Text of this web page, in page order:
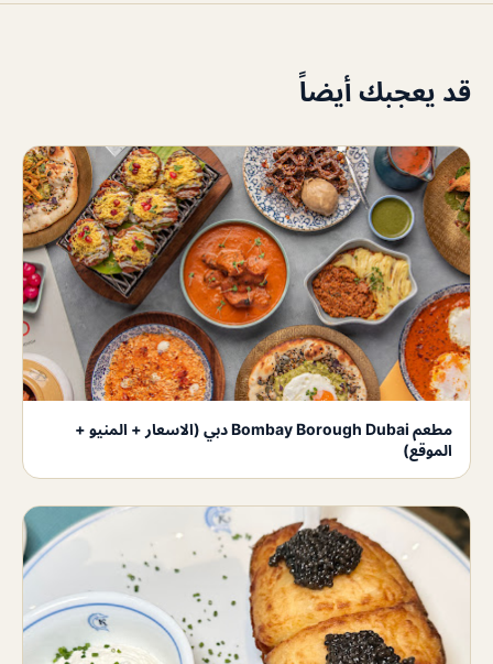
قد يعجبك أيضاً
مطعم Bombay Borough Dubai دبي (الاسعار + المنيو +
الموقع)